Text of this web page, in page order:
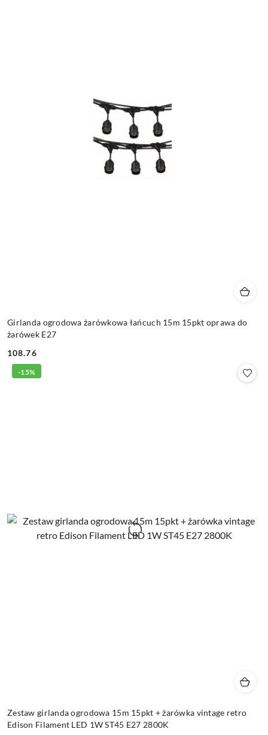
Girlanda ogrodowa żarówkowa łańcuch 15m 15pkt oprawa do
żarówek E27
Cena:
108.76
Zestaw girlanda ogrodowa 15m 15pkt + żarówka vintage retro
Edison Filament LED 1W ST45 E27 2800K
-15%